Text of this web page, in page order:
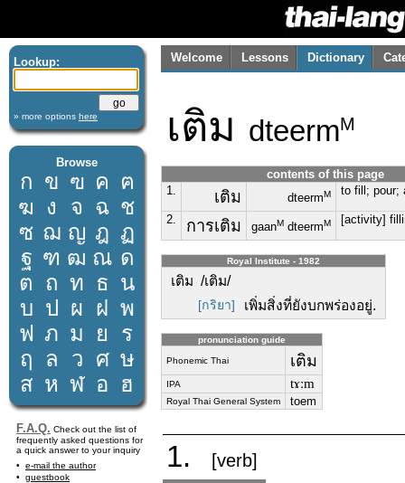
Lookup:
» more options here
Browse
ก ข ฃ ค ฅ
ฆ ง จ ฉ ช
ซ ฌ ญ ฎ ฏ
ฐ ฑ ฒ ณ ด
ต ถ ท ธ น
บ ป ผ ฝ พ
ฟ ภ ม ย
ร
ฤ
ล ว ศ ษ
ส ห ฬ อ ฮ
F.A.Q. Check out the list of
frequently asked questions for
a quick answer to your inquiry
e-mail the author
guestbook
Welcome Lessons Dictionary
เติม dteermM
contents of this page
1.
เติม dteermM to fill; pour;
2. การเติม gaanM dteermM [activity]
Royal Institute - 1982
เติม /เติม/
[กริยา] เพิ่มสิ่งที่ยังบกพร่องอยู่.
pronunciation guide
Phonemic Thai เติม
IPA tɤːm
Royal Thai General System toem
1. [verb]